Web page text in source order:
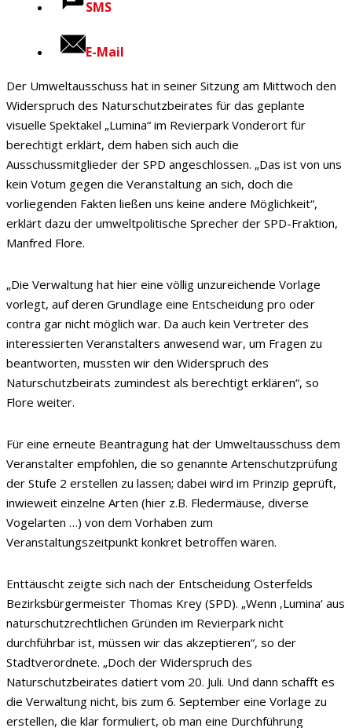
SMS
E-Mail
Der Umweltausschuss hat in seiner Sitzung am Mittwoch den
Widerspruch des Naturschutzbeirates für das geplante
visuelle Spektakel „Lumina“ im Revierpark Vonderort für
berechtigt erklärt, dem haben sich auch die
Ausschussmitglieder der SPD angeschlossen. „Das ist von uns
kein Votum gegen die Veranstaltung an sich, doch die
vorliegenden Fakten ließen uns keine andere Möglichkeit“,
erklärt dazu der umweltpolitische Sprecher der SPD-Fraktion,
Manfred Flore.
„Die Verwaltung hat hier eine völlig unzureichende Vorlage
vorlegt, auf deren Grundlage eine Entscheidung pro oder
contra gar nicht möglich war. Da auch kein Vertreter des
interessierten Veranstalters anwesend war, um Fragen zu
beantworten, mussten wir den Widerspruch des
Naturschutzbeirats zumindest als berechtigt erklären“, so
Flore weiter.
Für eine erneute Beantragung hat der Umweltausschuss dem
Veranstalter empfohlen, die so genannte Artenschutzprüfung
der Stufe 2 erstellen zu lassen; dabei wird im Prinzip geprüft,
inwieweit einzelne Arten (hier z.B. Fledermäuse, diverse
Vogelarten …) von dem Vorhaben zum
Veranstaltungszeitpunkt konkret betroffen wären.
Enttäuscht zeigte sich nach der Entscheidung Osterfelds
Bezirksbürgermeister Thomas Krey (SPD). „Wenn ‚Lumina‘ aus
naturschutzrechtlichen Gründen im Revierpark nicht
durchführbar ist, müssen wir das akzeptieren“, so der
Stadtverordnete. „Doch der Widerspruch des
Naturschutzbeirates datiert vom 20. Juli. Und dann schafft es
die Verwaltung nicht, bis zum 6. September eine Vorlage zu
erstellen, die klar formuliert, ob man eine Durchführung